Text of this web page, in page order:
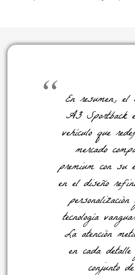
En resumen,
A3 Sportback
vehículo que
mercado
premium con su
en el diseño
tecnología
La atención
en cada
conjunto de